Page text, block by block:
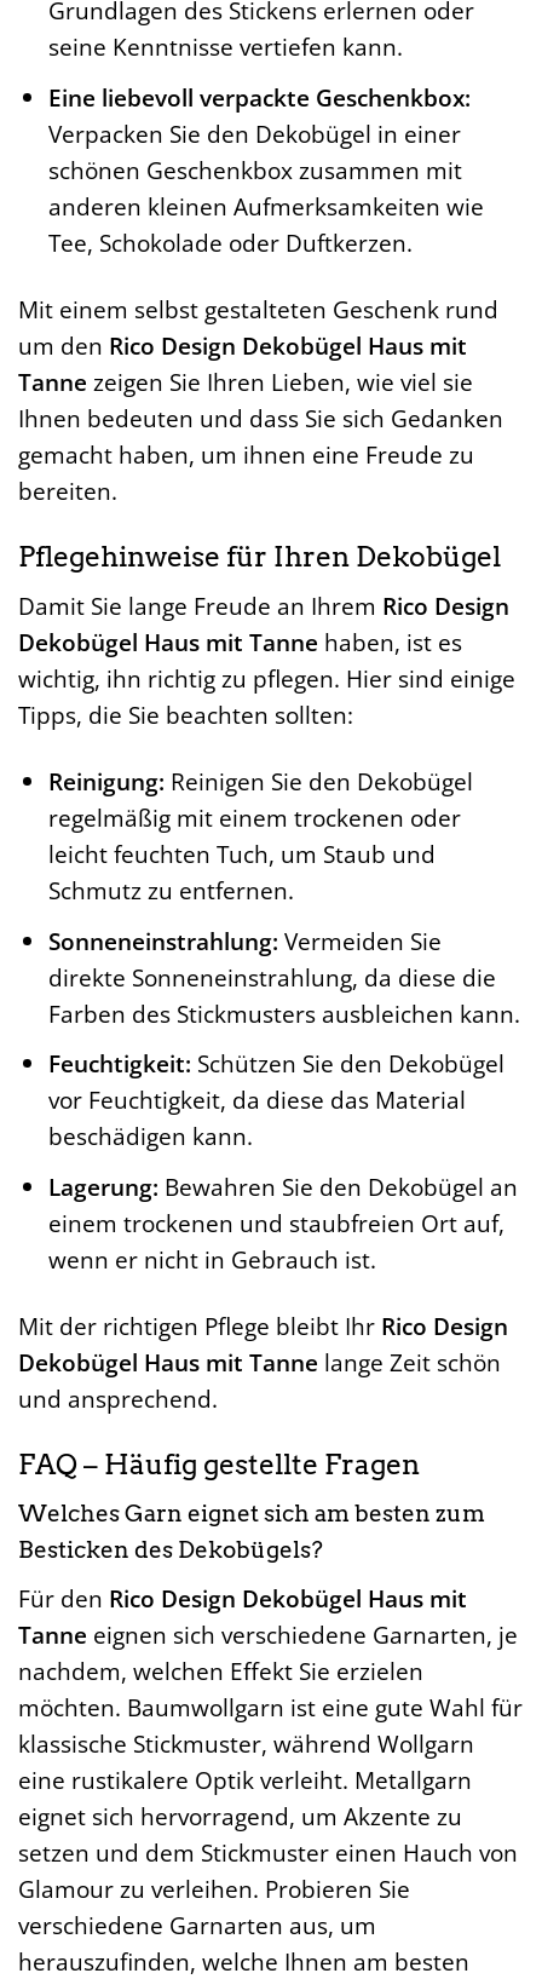
Grundlagen des Stickens erlernen oder
seine Kenntnisse vertiefen kann.
Eine liebevoll verpackte Geschenkbox:
Verpacken Sie den Dekobügel in einer
schönen Geschenkbox zusammen mit
anderen kleinen Aufmerksamkeiten wie
Tee, Schokolade oder Duftkerzen.
Mit einem selbst gestalteten Geschenk rund
um den Rico Design Dekobügel Haus mit
Tanne zeigen Sie Ihren Lieben, wie viel sie
Ihnen bedeuten und dass Sie sich Gedanken
gemacht haben, um ihnen eine Freude zu
bereiten.
Pflegehinweise für Ihren Dekobügel
Damit Sie lange Freude an Ihrem Rico Design
Dekobügel Haus mit Tanne haben, ist es
wichtig, ihn richtig zu pflegen. Hier sind einige
Tipps, die Sie beachten sollten:
Reinigung: Reinigen Sie den Dekobügel
regelmäßig mit einem trockenen oder
leicht feuchten Tuch, um Staub und
Schmutz zu entfernen.
Sonneneinstrahlung: Vermeiden Sie
direkte Sonneneinstrahlung, da diese die
Farben des Stickmusters ausbleichen kann.
Feuchtigkeit: Schützen Sie den Dekobügel
vor Feuchtigkeit, da diese das Material
beschädigen kann.
Lagerung: Bewahren Sie den Dekobügel an
einem trockenen und staubfreien Ort auf,
wenn er nicht in Gebrauch ist.
Mit der richtigen Pflege bleibt Ihr Rico Design
Dekobügel Haus mit Tanne lange Zeit schön
und ansprechend.
FAQ – Häufig gestellte Fragen
Welches Garn eignet sich am besten zum
Besticken des Dekobügels?
Für den Rico Design Dekobügel Haus mit
Tanne eignen sich verschiedene Garnarten, je
nachdem, welchen Effekt Sie erzielen
möchten. Baumwollgarn ist eine gute Wahl für
klassische Stickmuster, während Wollgarn
eine rustikalere Optik verleiht. Metallgarn
eignet sich hervorragend, um Akzente zu
setzen und dem Stickmuster einen Hauch von
Glamour zu verleihen. Probieren Sie
verschiedene Garnarten aus, um
herauszufinden, welche Ihnen am besten